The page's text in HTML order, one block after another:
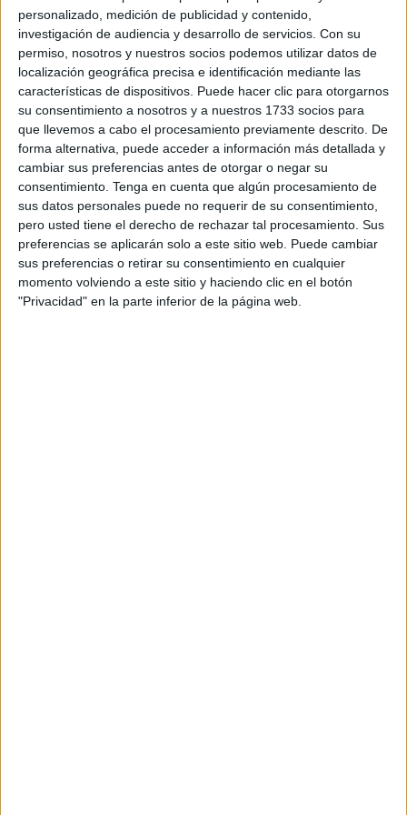
personalizado, medición de publicidad y contenido,
investigación de audiencia y desarrollo de servicios. Con su
permiso, nosotros y nuestros socios podemos utilizar datos de
localización geográfica precisa e identificación mediante las
características de dispositivos. Puede hacer clic para otorgarnos
su consentimiento a nosotros y a nuestros 1733 socios para
que llevemos a cabo el procesamiento previamente descrito. De
forma alternativa, puede acceder a información más detallada y
cambiar sus preferencias antes de otorgar o negar su
consentimiento. Tenga en cuenta que algún procesamiento de
sus datos personales puede no requerir de su consentimiento,
pero usted tiene el derecho de rechazar tal procesamiento. Sus
preferencias se aplicarán solo a este sitio web. Puede cambiar
sus preferencias o retirar su consentimiento en cualquier
momento volviendo a este sitio y haciendo clic en el botón
"Privacidad" en la parte inferior de la página web.
Reales por un paso subterráneo costará 750.000 euros. En
200.000 se cifra la inversión necesaria para acondicionar
la plaza anexa a laBiblioteca Pública en Serrano Orive.
En total todas esas actuaciones suman 6,7 millones para
todo el periodo programado, menos de lo que se prevé
destinar (7,05) solo en 2020 a distintos proyectos del Plan
de Barriadas 2020-2023.
Al margen del puente de Arroyo Paneque o la pista de
atletismo en construcción, casi un millón irá a la nueva
campaña de aglomerado y 350.000 euros, a las nuevas
plazas de aparcamiento y nuevo polideportivo de Zurrón.
La renovación del Mercado de Terrones recibirá 225.000